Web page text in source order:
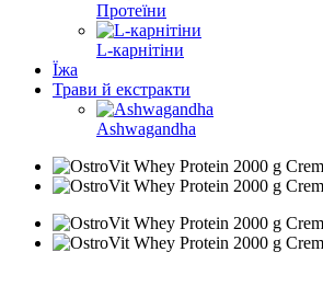
Протеїни
L-карнітіни
Їжа
Трави й екстракти
Ashwagandha